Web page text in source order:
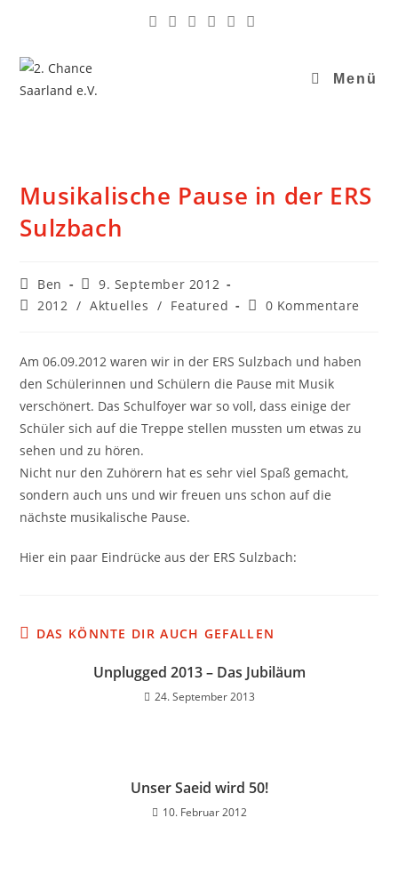
Menü
Musikalische Pause in der ERS
Sulzbach
Ben
9. September 2012
2012 / Aktuelles / Featured 0 Kommentare
Am 06.09.2012 waren wir in der ERS Sulzbach und haben
den Schülerinnen und Schülern die Pause mit Musik
verschönert. Das Schulfoyer war so voll, dass einige der
Schüler sich auf die Treppe stellen mussten um etwas zu
sehen und zu hören.
Nicht nur den Zuhörern hat es sehr viel Spaß gemacht,
sondern auch uns und wir freuen uns schon auf die
nächste musikalische Pause.
Hier ein paar Eindrücke aus der ERS Sulzbach:
DAS KÖNNTE DIR AUCH GEFALLEN
Unplugged 2013 – Das Jubiläum
24. September 2013
Unser Saeid wird 50!
10. Februar 2012